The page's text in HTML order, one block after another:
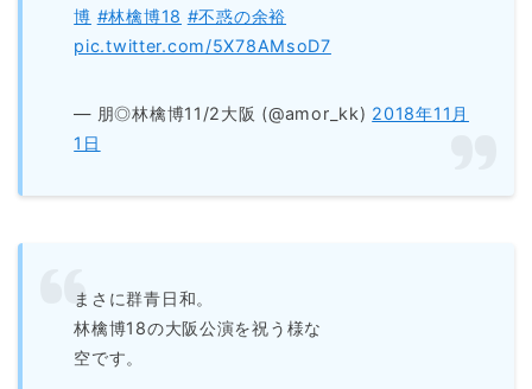
博 #林檎博18 #不惑の余裕
pic.twitter.com/5X78AMsoD7
— 朋◎林檎博11/2大阪 (@amor_kk) 2018年11月
1日
まさに群青日和。
林檎博18の大阪公演を祝う様な
空です。